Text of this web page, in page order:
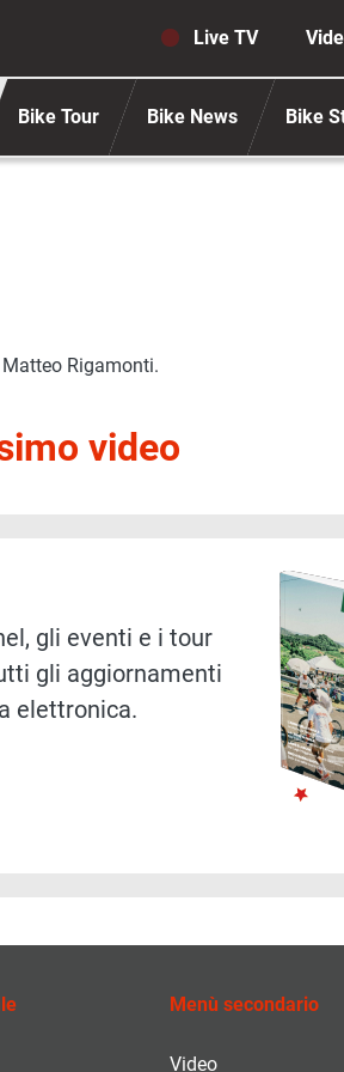
Live TV
Bike Tour Bike News Bike
Rigamonti.
video
gli eventi e i tour
gli aggiornamenti
elettronica.
Menù secondario
Video